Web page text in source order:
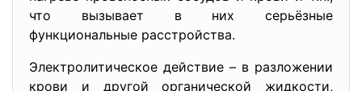
что вызывает в них серьёзные
функциональные расстройства.
Электролитическое действие – в разложении
крови и другой органической жидкости,